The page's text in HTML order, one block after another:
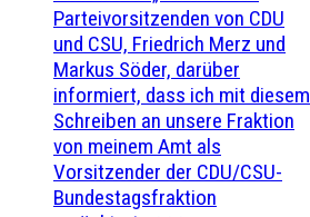
Parteivorsitzenden von CDU
und CSU, Friedrich Merz und
Markus Söder, darüber
informiert, dass ich mit diesem
Schreiben an unsere Fraktion
von meinem Amt als
Vorsitzender der CDU/CSU-
Bundestagsfraktion